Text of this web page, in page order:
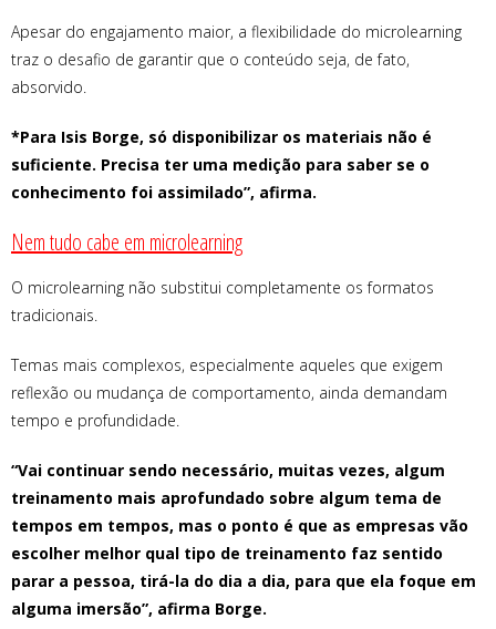
Apesar do engajamento maior, a flexibilidade do microlearning
traz o desafio de garantir que o conteúdo seja, de fato,
absorvido.
*Para Isis Borge, só disponibilizar os materiais não é
suficiente. Precisa ter uma medição para saber se o
conhecimento foi assimilado”, afirma.
Nem tudo cabe em microlearning
O microlearning não substitui completamente os formatos
tradicionais.
Temas mais complexos, especialmente aqueles que exigem
reflexão ou mudança de comportamento, ainda demandam
tempo e profundidade.
“Vai continuar sendo necessário, muitas vezes, algum
treinamento mais aprofundado sobre algum tema de
tempos em tempos, mas o ponto é que as empresas vão
escolher melhor qual tipo de treinamento faz sentido
parar a pessoa, tirá-la do dia a dia, para que ela foque em
alguma imersão”, afirma Borge.